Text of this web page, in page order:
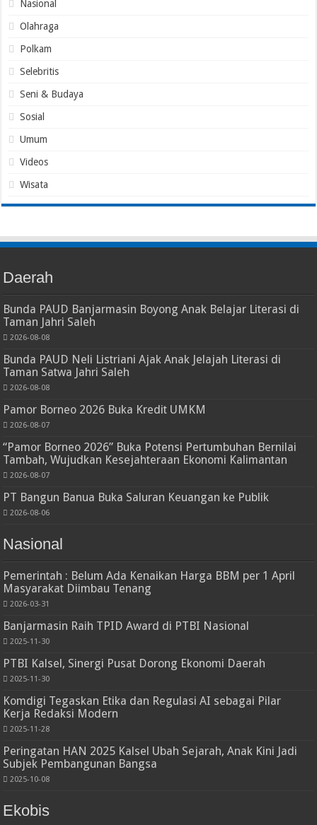
Nasional
Olahraga
Polkam
Selebritis
Seni & Budaya
Sosial
Umum
Videos
Wisata
Daerah
Bunda PAUD Banjarmasin Boyong Anak Belajar Literasi di
Taman Jahri Saleh
2026-08-08
Bunda PAUD Neli Listriani Ajak Anak Jelajah Literasi di
Taman Satwa Jahri Saleh
2026-08-08
Pamor Borneo 2026 Buka Kredit UMKM
2026-08-07
“Pamor Borneo 2026” Buka Potensi Pertumbuhan Bernilai
Tambah, Wujudkan Kesejahteraan Ekonomi Kalimantan
2026-08-07
PT Bangun Banua Buka Saluran Keuangan ke Publik
2026-08-06
Nasional
Pemerintah : Belum Ada Kenaikan Harga BBM per 1 April
Masyarakat Diimbau Tenang
2026-03-31
Banjarmasin Raih TPID Award di PTBI Nasional
2025-11-30
PTBI Kalsel, Sinergi Pusat Dorong Ekonomi Daerah
2025-11-30
Komdigi Tegaskan Etika dan Regulasi AI sebagai Pilar
Kerja Redaksi Modern
2025-11-28
Peringatan HAN 2025 Kalsel Ubah Sejarah, Anak Kini Jadi
Subjek Pembangunan Bangsa
2025-10-08
Ekobis